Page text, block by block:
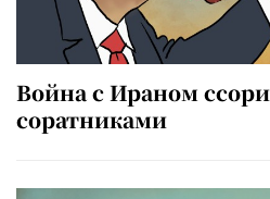
Война с Ираном
соратниками